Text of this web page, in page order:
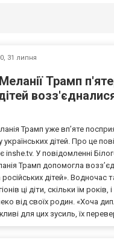
31 липня
Трамп
Трамп уже впʼяте
дітей. Про це
inshe.tv. У повідомленні
Трамп допомогла
російських дітей». Водночас
ці діти, скільки їм років,
від своїх родин. «Хоча
для цих зусиль, їх